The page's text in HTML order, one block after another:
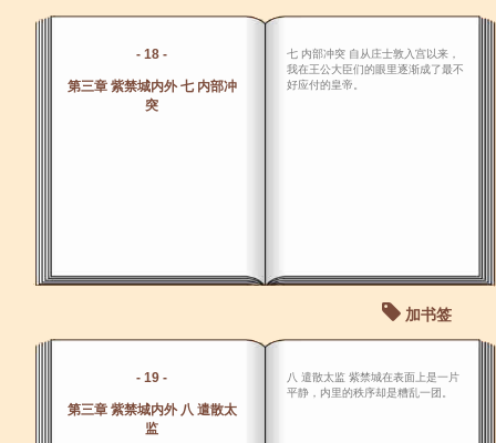
- 18 -
第三章 紫禁城内外 七 内部冲
突
七 内部冲突 自从庄士敦入宫以来，
我在王公大臣们的眼里逐渐成了最不
好应付的皇帝。
加书签
- 19 -
第三章 紫禁城内外 八 遣散太
监
八 遣散太监 紫禁城在表面上是一片
平静，内里的秩序却是糟乱一团。